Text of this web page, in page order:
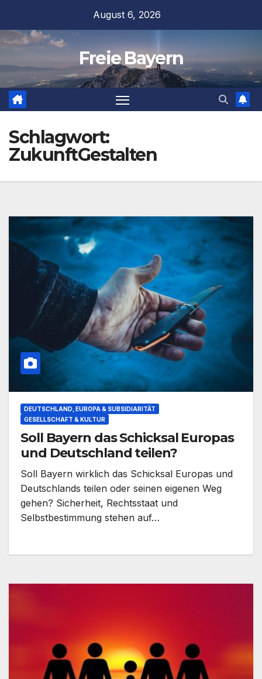
springen
August 6, 2026
Freie Bayern
Schlagwort:
ZukunftGestalten
DEUTSCHLAND, EUROPA & SUBSIDIARITÄT
GESELLSCHAFT & KULTUR
Soll Bayern das Schicksal Europas
und Deutschland teilen?
Soll Bayern wirklich das Schicksal Europas und
Deutschlands teilen oder seinen eigenen Weg
gehen? Sicherheit, Rechtsstaat und
Selbstbestimmung stehen auf…